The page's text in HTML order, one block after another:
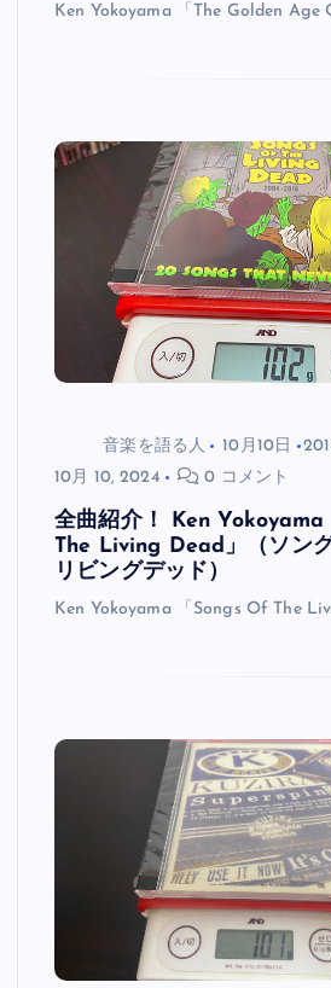
Ken Yokoyama 「The Golden Age
音楽を語る人 10月10日
10月 10, 2024
0 コメント
全曲紹介！ Ken
The Living Dead」（ソン
リビングデッド）
Ken Yokoyama 「Songs Of The